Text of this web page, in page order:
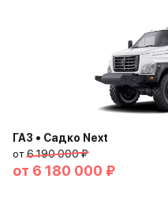
ГАЗ • Садко Next
от6 190 000 ₽
от 6 180 000 ₽